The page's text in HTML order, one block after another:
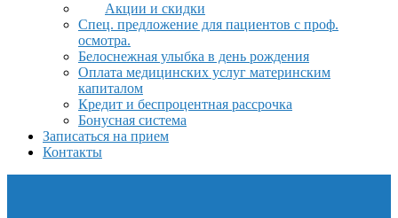
Акции и скидки
Спец. предложение для пациентов с проф.
осмотра.
Белоснежная улыбка в день рождения
Оплата медицинских услуг материнским
капиталом
Кредит и беспроцентная рассрочка
Бонусная система
Записаться на прием
Контакты